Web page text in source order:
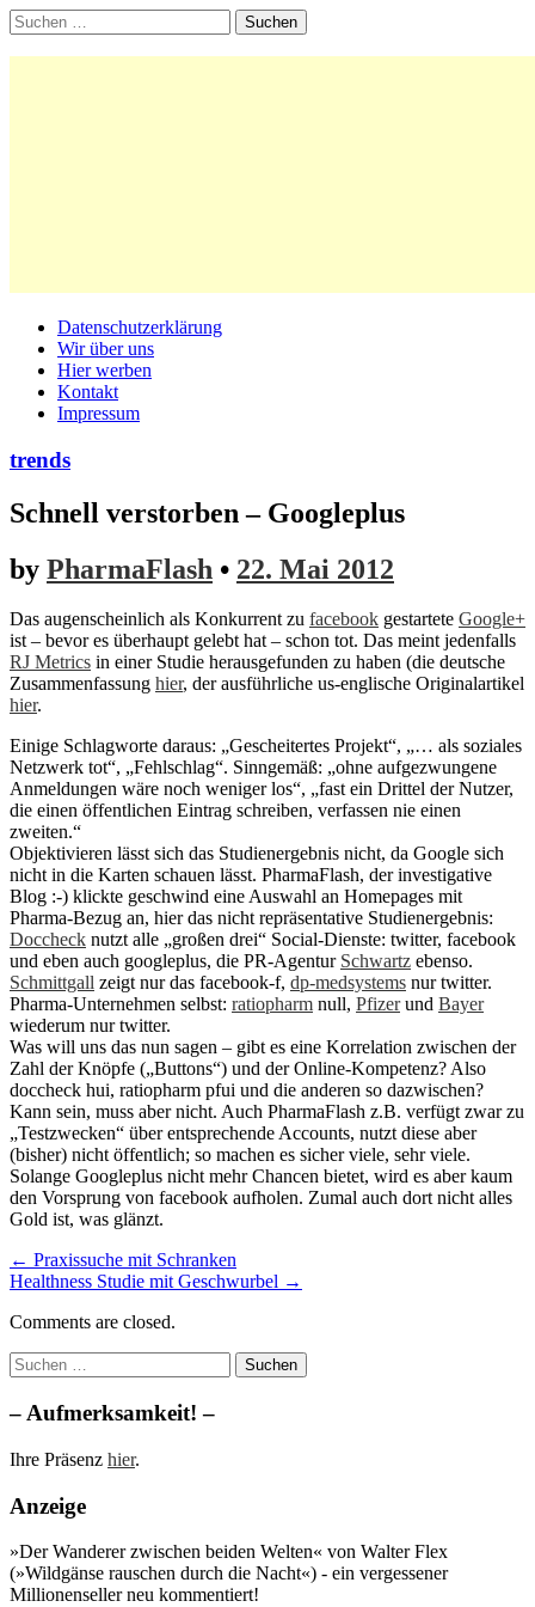
Suchen
nach:
Main
menu
Skip
content
Datenschutzerklärung
Wir über uns
Hier werben
Kontakt
Impressum
trends
Schnell verstorben – Googleplus
by PharmaFlash • 22. Mai 2012
Das augenscheinlich als Konkurrent zu facebook gestartete Google+
ist – bevor es überhaupt gelebt hat – schon tot. Das meint jedenfalls
RJ Metrics in einer Studie herausgefunden zu haben (die deutsche
Zusammenfassung hier, der ausführliche us-englische Originalartikel
hier.
Einige Schlagworte daraus: „Gescheitertes Projekt“, „… als soziales
Netzwerk tot“, „Fehlschlag“. Sinngemäß: „ohne aufgezwungene
Anmeldungen wäre noch weniger los“, „fast ein Drittel der Nutzer,
die einen öffentlichen Eintrag schreiben, verfassen nie einen
zweiten.“
Objektivieren lässt sich das Studienergebnis nicht, da Google sich
nicht in die Karten schauen lässt. PharmaFlash, der investigative
Blog :-) klickte geschwind eine Auswahl an Homepages mit
Pharma-Bezug an, hier das nicht repräsentative Studienergebnis:
Doccheck nutzt alle „großen drei“ Social-Dienste: twitter, facebook
und eben auch googleplus, die PR-Agentur Schwartz ebenso.
Schmittgall zeigt nur das facebook-f, dp-medsystems nur twitter.
Pharma-Unternehmen selbst: ratiopharm null, Pfizerund Bayer
wiederum nur twitter.
Was will uns das nun sagen – gibt es eine Korrelation zwischen der
Zahl der Knöpfe („Buttons“) und der Online-Kompetenz? Also
doccheck hui, ratiopharm pfui und die anderen so dazwischen?
Kann sein, muss aber nicht. Auch PharmaFlash z.B. verfügt zwar zu
„Testzwecken“ über entsprechende Accounts, nutzt diese aber
(bisher) nicht öffentlich; so machen es sicher viele, sehr viele.
Solange Googleplus nicht mehr Chancen bietet, wird es aber kaum
den Vorsprung von facebook aufholen. Zumal auch dort nicht alles
Gold ist, was glänzt.
Post
navigation
← Praxissuche mit Schranken
Healthness Studie mit Geschwurbel →
Comments are closed.
Suchen
nach:
– Aufmerksamkeit! –
Ihre Präsenz hier.
Anzeige
»Der Wanderer zwischen beiden Welten« von Walter Flex
(»Wildgänse rauschen durch die Nacht«) - ein vergessener
Millionenseller neu kommentiert!